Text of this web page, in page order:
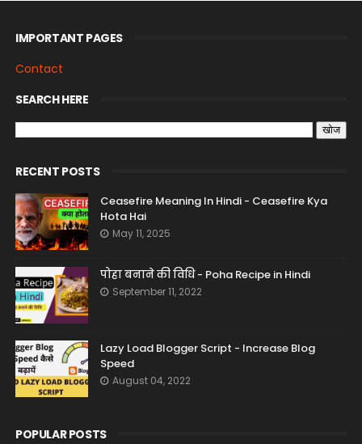
IMPORTANT PAGES
Contact
SEARCH HERE
RECENT POSTS
Ceasefire Meaning In Hindi - Ceasefire Kya
Hota Hai
May 11, 2025
पोहा बनाने की विधि - Poha Recipe in Hindi
September 11, 2022
Lazy Load Blogger Script - Increase Blog
Speed
August 04, 2022
POPULAR POSTS